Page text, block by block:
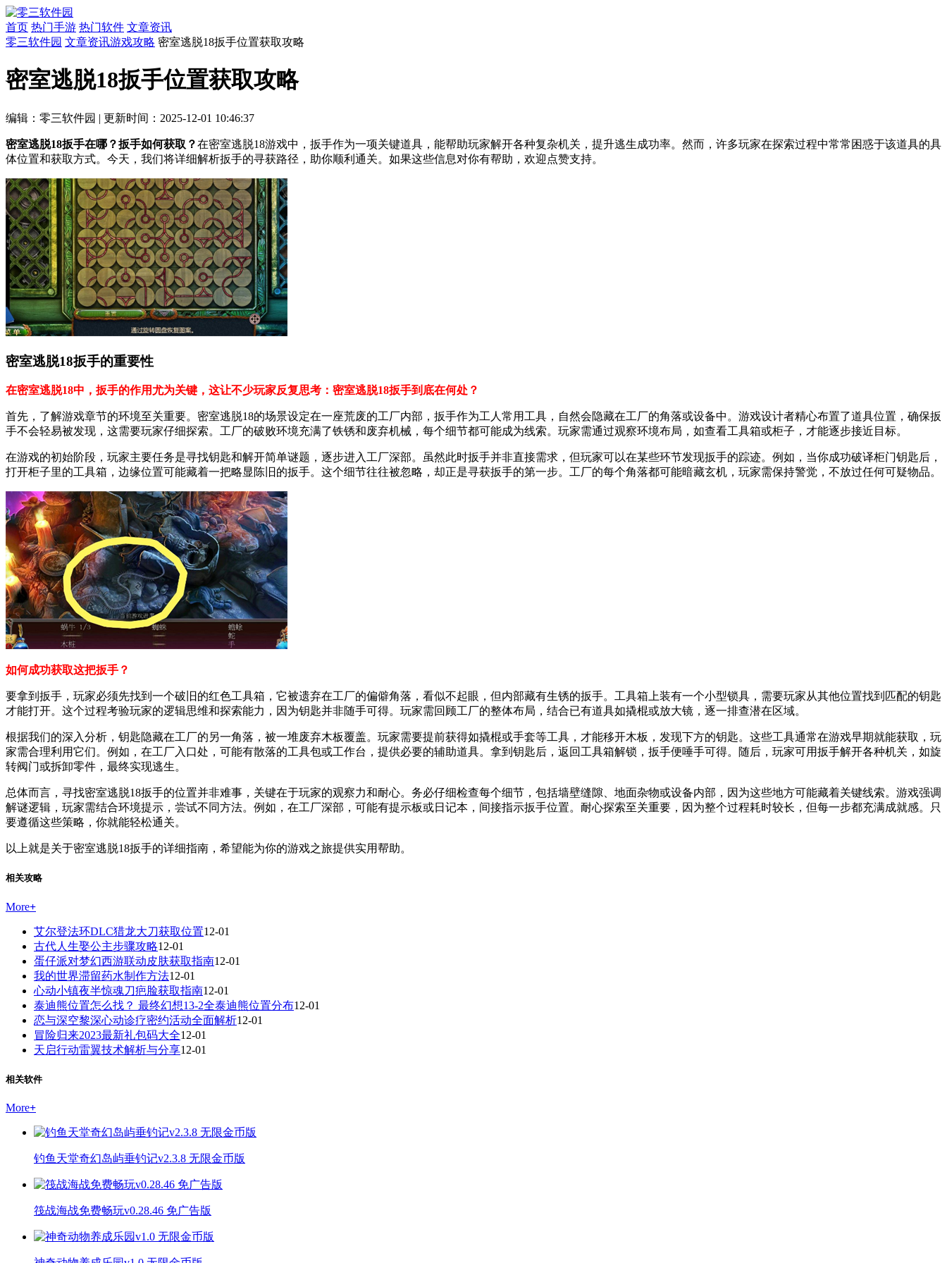
首页 热门手游 热门软件 文章资讯
零三软件园 文章资讯游戏攻略 密室逃脱18扳手位置获取攻略
密室逃脱18扳手位置获取攻略
编辑：零三软件园 | 更新时间：2025-12-01 10:46:37
密室逃脱18扳手在哪？扳手如何获取？在密室逃脱18游戏中，扳手作为一项关键道具，能帮助玩家解开各种复杂机关，提升逃生成功率。然而，许多玩家在探索过程中常常困惑于该道具的具
体位置和获取方式。今天，我们将详细解析扳手的寻获路径，助你顺利通关。如果这些信息对你有帮助，欢迎点赞支持。
密室逃脱18扳手的重要性
在密室逃脱18中，扳手的作用尤为关键，这让不少玩家反复思考：密室逃脱18扳手到底在何处？
首先，了解游戏章节的环境至关重要。密室逃脱18的场景设定在一座荒废的工厂内部，扳手作为工人常用工具，自然会隐藏在工厂的角落或设备中。游戏设计者精心布置了道具位置，确保扳
手不会轻易被发现，这需要玩家仔细探索。工厂的破败环境充满了铁锈和废弃机械，每个细节都可能成为线索。玩家需通过观察环境布局，如查看工具箱或柜子，才能逐步接近目标。
在游戏的初始阶段，玩家主要任务是寻找钥匙和解开简单谜题，逐步进入工厂深部。虽然此时扳手并非直接需求，但玩家可以在某些环节发现扳手的踪迹。例如，当你成功破译柜门钥匙后，
打开柜子里的工具箱，边缘位置可能藏着一把略显陈旧的扳手。这个细节往往被忽略，却正是寻获扳手的第一步。工厂的每个角落都可能暗藏玄机，玩家需保持警觉，不放过任何可疑物品。
如何成功获取这把扳手？
要拿到扳手，玩家必须先找到一个破旧的红色工具箱，它被遗弃在工厂的偏僻角落，看似不起眼，但内部藏有生锈的扳手。工具箱上装有一个小型锁具，需要玩家从其他位置找到匹配的钥匙
才能打开。这个过程考验玩家的逻辑思维和探索能力，因为钥匙并非随手可得。玩家需回顾工厂的整体布局，结合已有道具如撬棍或放大镜，逐一排查潜在区域。
根据我们的深入分析，钥匙隐藏在工厂的另一角落，被一堆废弃木板覆盖。玩家需要提前获得如撬棍或手套等工具，才能移开木板，发现下方的钥匙。这些工具通常在游戏早期就能获取，玩
家需合理利用它们。例如，在工厂入口处，可能有散落的工具包或工作台，提供必要的辅助道具。拿到钥匙后，返回工具箱解锁，扳手便唾手可得。随后，玩家可用扳手解开各种机关，如旋
转阀门或拆卸零件，最终实现逃生。
总体而言，寻找密室逃脱18扳手的位置并非难事，关键在于玩家的观察力和耐心。务必仔细检查每个细节，包括墙壁缝隙、地面杂物或设备内部，因为这些地方可能藏着关键线索。游戏强调
解谜逻辑，玩家需结合环境提示，尝试不同方法。例如，在工厂深部，可能有提示板或日记本，间接指示扳手位置。耐心探索至关重要，因为整个过程耗时较长，但每一步都充满成就感。只
要遵循这些策略，你就能轻松通关。
以上就是关于密室逃脱18扳手的详细指南，希望能为你的游戏之旅提供实用帮助。
相关攻略
More+
艾尔登法环DLC猎龙大刀获取位置12-01
古代人生娶公主步骤攻略12-01
蛋仔派对梦幻西游联动皮肤获取指南12-01
我的世界滞留药水制作方法12-01
心动小镇夜半惊魂刀疤脸获取指南12-01
泰迪熊位置怎么找？ 最终幻想13-2全泰迪熊位置分布12-01
恋与深空黎深心动诊疗密约活动全面解析12-01
冒险归来2023最新礼包码大全12-01
天启行动雷翼技术解析与分享12-01
相关软件
More+
钓鱼天堂奇幻岛屿垂钓记v2.3.8 无限金币版
筏战海战免费畅玩v0.28.46 免广告版